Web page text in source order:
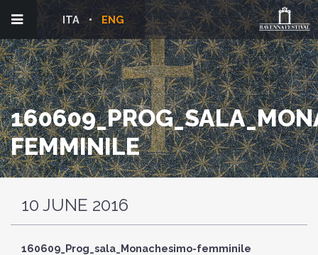
ENG
ITA
FEMMINILE
10 JUNE 2016
160609_Prog_sala_Monachesimo-femminile